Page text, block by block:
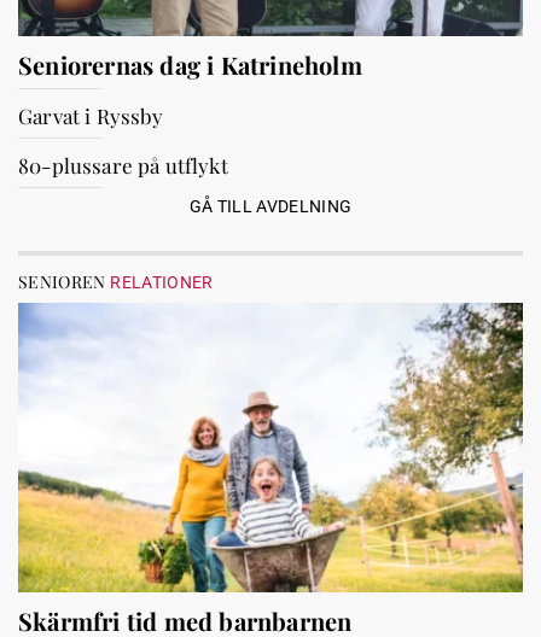
Seniorernas dag i Katrineholm
Garvat i Ryssby
80-plussare på utflykt
GÅ TILL AVDELNING
SENIOREN RELATIONER
Skärmfri tid med barnbarnen